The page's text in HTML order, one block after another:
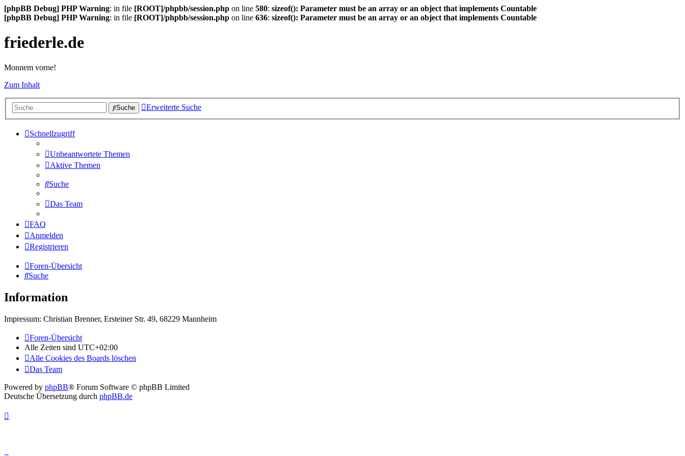
[phpBB Debug] PHP Warning: in file [ROOT]/phpbb/session.php on line 580: sizeof(): Parameter must be an array or an object that implements Countable
[phpBB Debug] PHP Warning: in file [ROOT]/phpbb/session.php on line 636: sizeof(): Parameter must be an array or an object that implements Countable
friederle.de
Monnem vorne!
Zum Inhalt
Suche Erweiterte Suche
Schnellzugriff
Unbeantwortete Themen
Aktive Themen
Suche
Das Team
FAQ
Anmelden
Registrieren
Foren-Übersicht
Suche
Information
Impressum: Christian Brenner, Ersteiner Str. 49, 68229 Mannheim
Foren-Übersicht
Alle Zeiten sind UTC+02:00
Alle Cookies des Boards löschen
Das Team
Powered by phpBB® Forum Software © phpBB Limited
Deutsche Übersetzung durch phpBB.de